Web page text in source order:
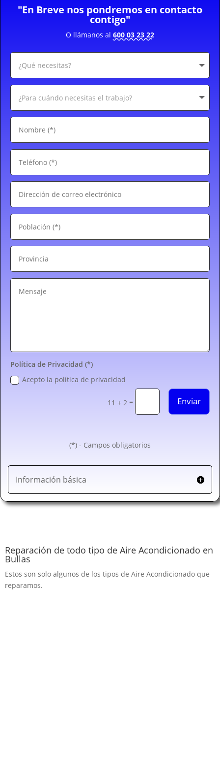
"En Breve nos pondremos en contacto
contigo"
O llámanos al 600 03 23 22
Política de Privacidad (*)
Acepto la política de privacidad
11 + 2 = Enviar
(*) - Campos obligatorios
Información básica
Reparación de todo tipo de Aire Acondicionado en
Bullas
Estos son solo algunos de los tipos de Aire Acondicionado que
reparamos.